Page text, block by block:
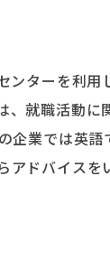
ンターを利用
就職活動に
企業では英
アドバイスを